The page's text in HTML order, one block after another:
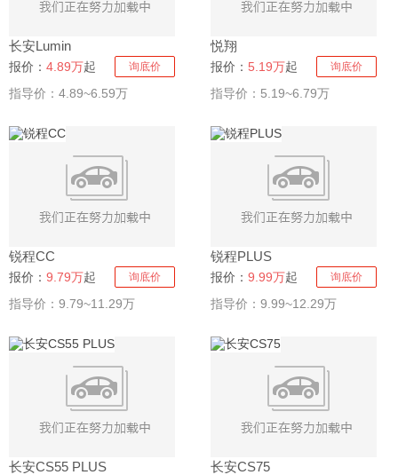
长安Lumin
报价： 4.89万起 询底价
指导价：4.89~6.59万
悦翔
报价： 5.19万起 询底价
指导价：5.19~6.79万
锐程CC
报价： 9.79万起 询底价
指导价：9.79~11.29万
锐程PLUS
报价： 9.99万起 询底价
指导价：9.99~12.29万
长安CS55 PLUS 长安CS75